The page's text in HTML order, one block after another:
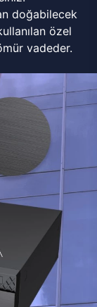
doğabilecek
özel
vadeder.